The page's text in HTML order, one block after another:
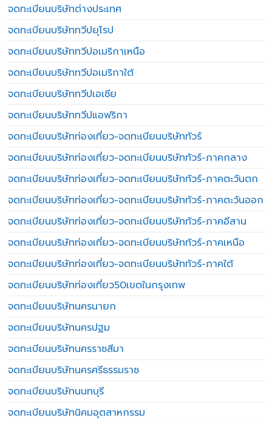
จดทะเบียนบริษัทต่างประเทศ
จดทะเบียนบริษัททวีปยุโรป
จดทะเบียนบริษัททวีปอเมริกาเหนือ
จดทะเบียนบริษัททวีปอเมริกาใต้
จดทะเบียนบริษัททวีปเอเชีย
จดทะเบียนบริษัททวีปแอฟริกา
จดทะเบียนบริษัทท่องเที่ยว-จดทะเบียนบริษัททัวร์
จดทะเบียนบริษัทท่องเที่ยว-จดทะเบียนบริษัททัวร์-ภาคกลาง
จดทะเบียนบริษัทท่องเที่ยว-จดทะเบียนบริษัททัวร์-ภาคตะวันตก
จดทะเบียนบริษัทท่องเที่ยว-จดทะเบียนบริษัททัวร์-ภาคตะวันออก
จดทะเบียนบริษัทท่องเที่ยว-จดทะเบียนบริษัททัวร์-ภาคอีสาน
จดทะเบียนบริษัทท่องเที่ยว-จดทะเบียนบริษัททัวร์-ภาคเหนือ
จดทะเบียนบริษัทท่องเที่ยว-จดทะเบียนบริษัททัวร์-ภาคใต้
จดทะเบียนบริษัทท่องเที่ยว50เขตในกรุงเทพ
จดทะเบียนบริษัทนครนายก
จดทะเบียนบริษัทนครปฐม
จดทะเบียนบริษัทนครราชสีมา
จดทะเบียนบริษัทนครศรีธรรมราช
จดทะเบียนบริษัทนนทบุรี
จดทะเบียนบริษัทนิคมอุตสาหกรรม